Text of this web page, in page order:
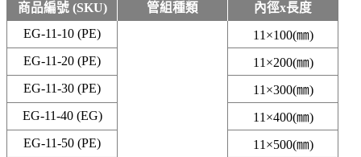
商品編號 (SKU) 管組種類
內徑x長度
EG-11-10 (PE)
11×100(㎜)
EG-11-20 (PE)
11×200(㎜)
EG-11-30 (PE)
11×300(㎜)
EG-11-40 (EG)
11×400(㎜)
EG-11-50 (PE)
11×500(㎜)